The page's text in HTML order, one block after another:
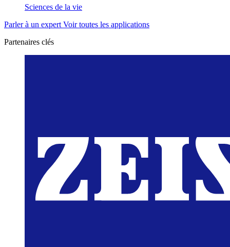
Sciences de la vie
Parler à un expert Voir toutes les applications
Partenaires clés